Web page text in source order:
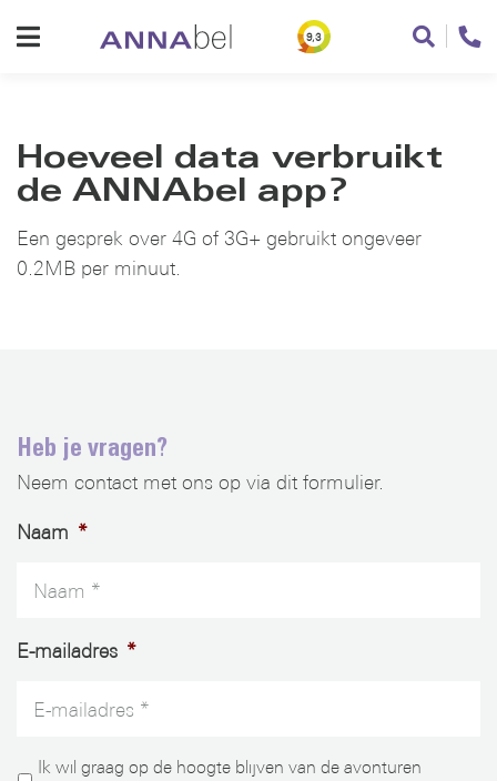
9,3
Hoeveel data verbruikt
de ANNAbel app?
Een gesprek over 4G of 3G+ gebruikt ongeveer
0.2MB per minuut.
Heb je vragen?
Neem contact met ons op via dit formulier.
Naam *
E-mailadres *
Ik wil graag op de hoogte blijven van de avonturen